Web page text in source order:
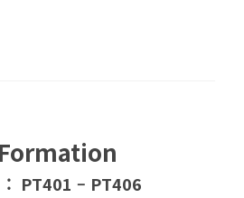
PT401 – PT406